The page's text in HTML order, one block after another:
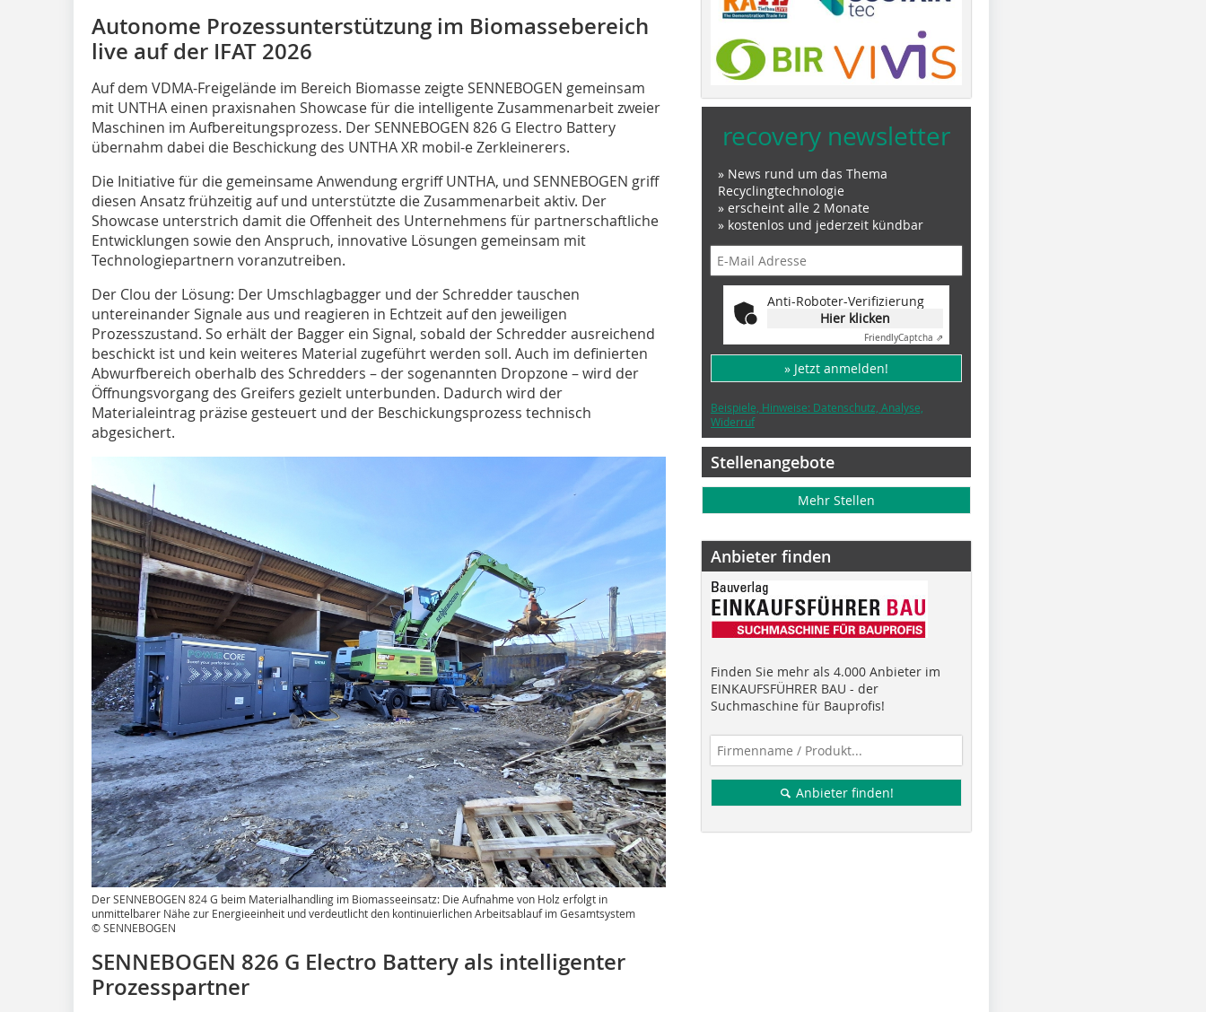
Autonome Prozessunterstützung im Biomassebereich
live auf der IFAT 2026
Auf dem VDMA-Freigelände im Bereich Biomasse zeigte SENNEBOGEN gemeinsam
mit UNTHA einen praxisnahen Showcase für die intelligente Zusammenarbeit zweier
Maschinen im Aufbereitungsprozess. Der SENNEBOGEN 826 G Electro Battery
übernahm dabei die Beschickung des UNTHA XR mobil-e Zerkleinerers.
Die Initiative für die gemeinsame Anwendung ergriff UNTHA, und SENNEBOGEN griff
diesen Ansatz frühzeitig auf und unterstützte die Zusammenarbeit aktiv. Der
Showcase unterstrich damit die Offenheit des Unternehmens für partnerschaftliche
Entwicklungen sowie den Anspruch, innovative Lösungen gemeinsam mit
Technologiepartnern voranzutreiben.
Der Clou der Lösung: Der Umschlagbagger und der Schredder tauschen
untereinander Signale aus und reagieren in Echtzeit auf den jeweiligen
Prozesszustand. So erhält der Bagger ein Signal, sobald der Schredder ausreichend
beschickt ist und kein weiteres Material zugeführt werden soll. Auch im definierten
Abwurfbereich oberhalb des Schredders – der sogenannten Dropzone – wird der
Öffnungsvorgang des Greifers gezielt unterbunden. Dadurch wird der
Materialeintrag präzise gesteuert und der Beschickungsprozess technisch
abgesichert.
Der SENNEBOGEN 824 G beim Materialhandling im Biomasseeinsatz: Die Aufnahme von Holz erfolgt in
unmittelbarer Nähe zur Energieeinheit und verdeutlicht den kontinuierlichen Arbeitsablauf im Gesamtsystem
© SENNEBOGEN
SENNEBOGEN 826 G Electro Battery als intelligenter
Prozesspartner
recovery newsletter
» News rund um das Thema
Recyclingtechnologie
» erscheint alle 2 Monate
» kostenlos und jederzeit kündbar
Anti-Roboter-Verifizierung
Hier klicken
FriendlyCaptcha ⇗
» Jetzt anmelden!
Beispiele, Hinweise: Datenschutz, Analyse,
Widerruf
Stellenangebote
Mehr Stellen
Anbieter finden
Finden Sie mehr als 4.000 Anbieter im
EINKAUFSFÜHRER BAU - der
Suchmaschine für Bauprofis!
Anbieter finden!